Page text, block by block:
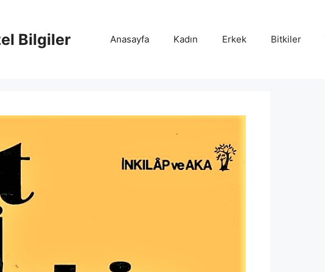
Bilgiler Anasayfa Kadın Erkek Bitkiler